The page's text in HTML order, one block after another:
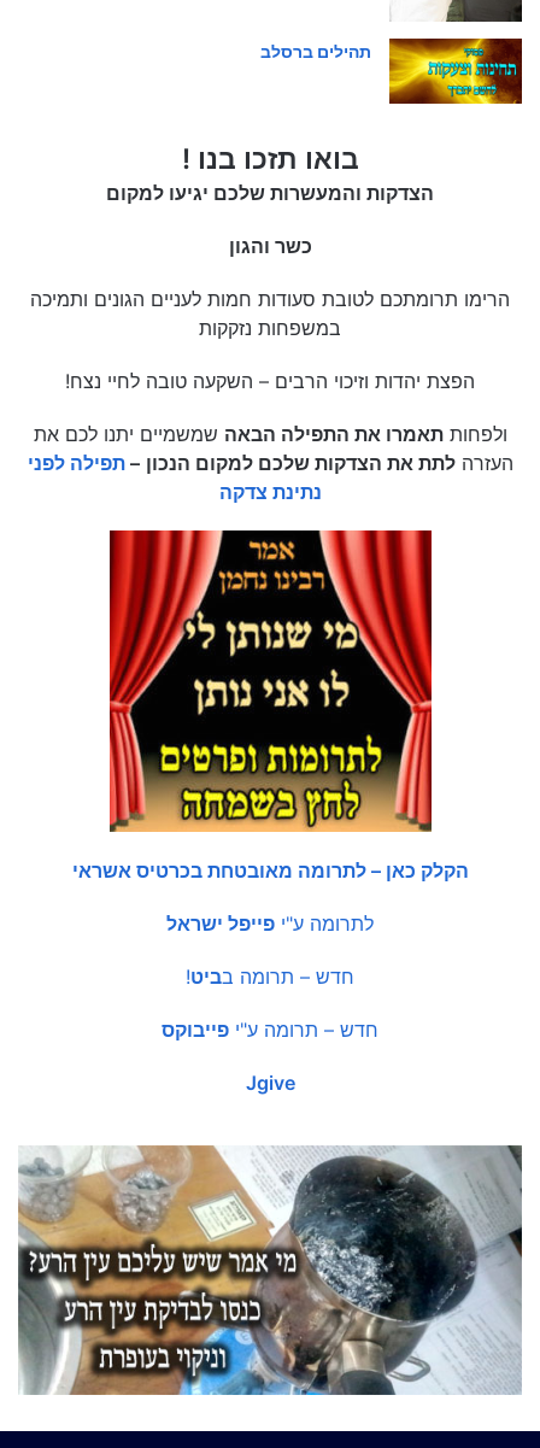
תהילים ברסלב
בואו תזכו בנו !
הצדקות והמעשרות שלכם יגיעו למקום
כשר והגון
הרימו תרומתכם לטובת סעודות חמות לעניים הגונים ותמיכה
במשפחות נזקקות
הפצת יהדות וזיכוי הרבים – השקעה טובה לחיי נצח!
ולפחותתאמרו את התפילה הבאה שמשמיים יתנו לכם את
העזרהלתת את הצדקות שלכם למקום הנכון –תפילה לפני
נתינת צדקה
הקלק כאן – לתרומה מאובטחת בכרטיס אשראי
לתרומה ע"י פייפל ישראל
חדש – תרומה בביט!
חדש – תרומה ע"י פייבוקס
Jgive